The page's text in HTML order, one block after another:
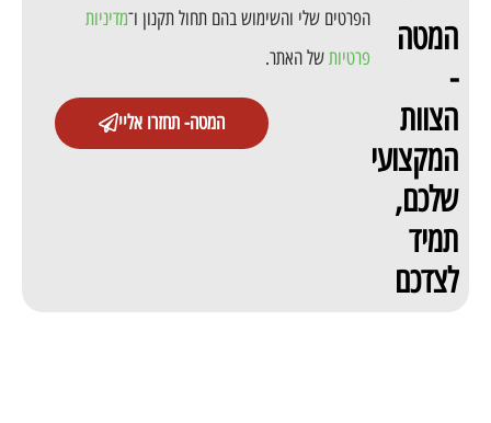
הפרטים שלי והשימוש בהם תחול תקנון ו־מדיניות
פרטיותשל האתר.
המטה- תחזרו אליי
המטה
-
הצוות
המקצועי
שלכם,
תמיד
לצדכם